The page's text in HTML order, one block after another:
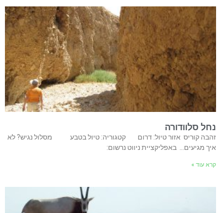
נחל סלוודורה
זהבה קוריס אזור טיול: דרום קטגוריה: טיול בטבע מסלול נגיש? לא
איך מגיעים… באפליקציית ניווט נרשום:
קרא עוד »